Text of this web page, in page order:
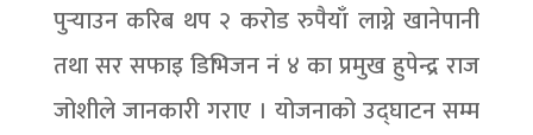
पुर्‍याउन करिब थप २ करोड रुपैयाँ लाग्ने खानेपानी
तथा सर सफाइ डिभिजन नं ४ का प्रमुख हुपेन्द्र राज
जोशीले जानकारी गराए । योजनाको उद्घाटन सम्म